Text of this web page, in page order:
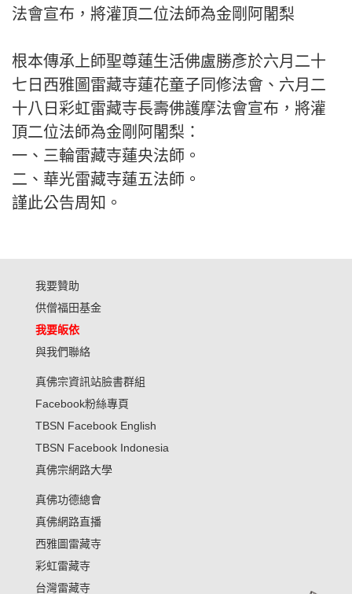
法會宣布，將灌頂二位法師為金剛阿闍梨
根本傳承上師聖尊蓮生活佛盧勝彥於六月二十
七日西雅圖雷藏寺蓮花童子同修法會、六月二
十八日彩虹雷藏寺長壽佛護摩法會宣布，將灌
頂二位法師為金剛阿闍梨：
一、三輪雷藏寺蓮央法師。
二、華光雷藏寺蓮五法師。
謹此公告周知。
我要贊助
供僧福田基金
我要皈依
與我們聯絡
真佛宗資訊站臉書群組
Facebook粉絲專頁
TBSN Facebook English
TBSN Facebook Indonesia
真佛宗網路大學
真佛功德總會
真佛網路直播
西雅圖雷藏寺
彩虹雷藏寺
台灣雷藏寺